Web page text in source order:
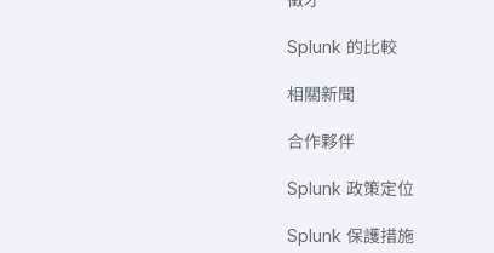
Splunk 的比較
相關新聞
合作夥伴
Splunk 政策定位
Splunk 保護措施